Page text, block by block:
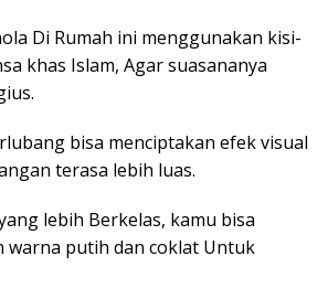
Di Rumah ini menggunakan kisi-
khas Islam, Agar suasananya
bisa menciptakan efek visual
terasa lebih luas.
lebih Berkelas, kamu bisa
warna putih dan coklat Untuk